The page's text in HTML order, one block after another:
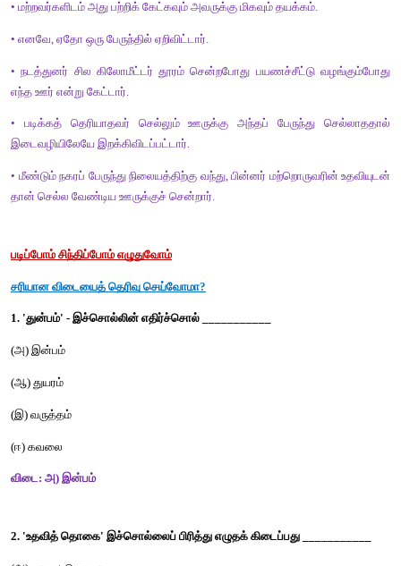
ஏற்படும் சிக்கல்களைக் குழுவில் கலந்துரையாடுக.
வேண்டிய சூழ்நிலையில் நகரப்பேருந்து நிலையம் வருகின்றார்.
• பேருந்து நிலையத்தில் அவர் செல்ல வேண்டிய பேருந்து எது
முடியவில்லை. ஏனெனில் அவருக்கு எழுதப் படிக்கத் தெரியாது.
• மற்றவர்களிடம் அது பற்றிக் கேட்கவும் அவருக்கு மிகவும் தயக்கம்.
• நடத்துனர் சில கிலோமீட்டர் தூரம் சென்றபோது பயணச்சீட்டு
எந்த ஊர் என்று கேட்டார்.
இடைவழியிலேயே இறக்கிவிடப்பட்டார்.
தான் செல்ல வேண்டிய ஊருக்குச் சென்றார்.
சரியான விடையைத் தெரிவு செய்வோமா?